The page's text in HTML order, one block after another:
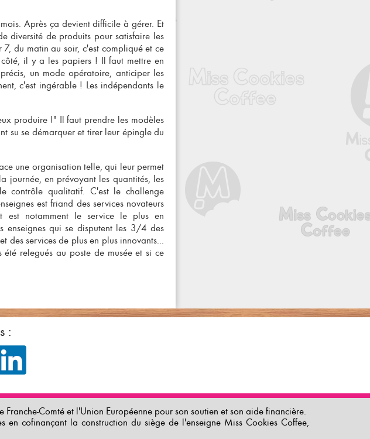
Après ça devient difficile à gérer. Et
diversité de produits pour satisfaire les
du matin au soir, c'est compliqué et ce
il y a les papiers ! Il faut mettre en
un mode opératoire, anticiper les
c'est ingérable ! Les indépendants le
produire !" Il faut prendre les modèles
su se démarquer et tirer leur épingle du
une organisation telle, qui leur permet
journée, en prévoyant les quantités, les
contrôle qualitatif. C'est le challenge
est friand des services novateurs
est notamment le service le plus en
enseignes qui se disputent les 3/4 des
des services de plus en plus innovants...
relegués au poste de musée et si ce
:
Comté et l'Union Européenne pour son soutien et son aide financière.
en cofinançant la construction du siège de l'enseigne Miss Cookies Coffee,